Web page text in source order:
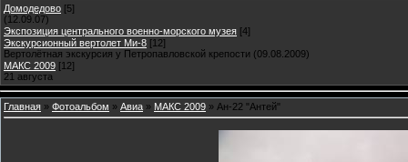
Домодедово [5]
(12.09.07)
Экспозиция центрального военно-морского музея [4]
Экскурсионный вертолет Ми-8 [12]
Вертолётная экскурсия у Петропавловской крепости (09.08.2009)
МАКС 2009 [12]
21 августа
Главная » Фотоальбом » Авиа » МАКС 2009 » Ан-22 "Антей"